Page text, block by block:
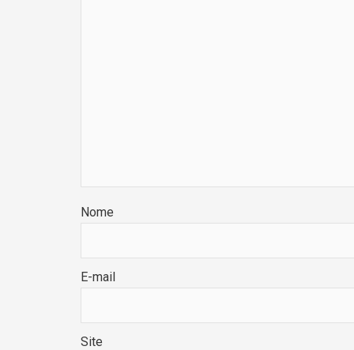
Nome
E-mail
Site